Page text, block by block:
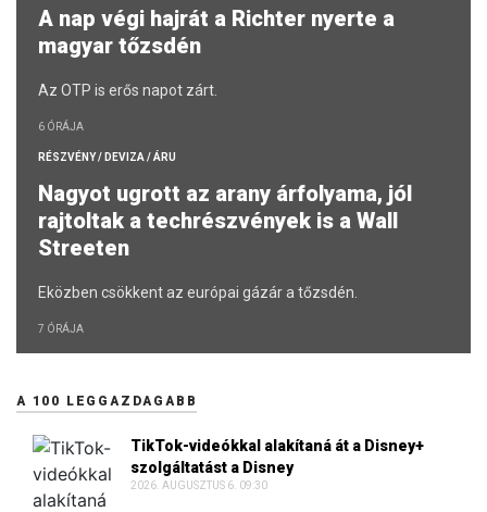
A nap végi hajrát a Richter nyerte a
magyar tőzsdén
Az OTP is erős napot zárt.
6 ÓRÁJA
RÉSZVÉNY / DEVIZA / ÁRU
Nagyot ugrott az arany árfolyama, jól
rajtoltak a techrészvények is a Wall
Streeten
Eközben csökkent az európai gázár a tőzsdén.
7 ÓRÁJA
A 100 LEGGAZDAGABB
TikTok-videókkal alakítaná át a Disney+
szolgáltatást a Disney
2026. AUGUSZTUS 6. 09:30